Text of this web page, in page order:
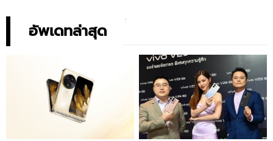
อัพเดทล่าสุด